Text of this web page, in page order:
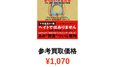
参考買取価格
¥1,070